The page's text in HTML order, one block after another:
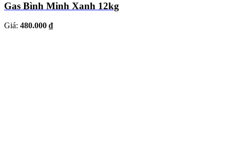
Gas Bình Minh Xanh 12kg
Giá: 480.000 ₫